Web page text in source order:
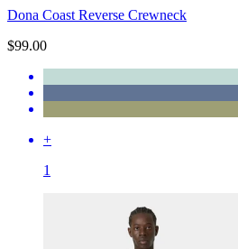
Dona Coast Reverse Crewneck
$99.00
+
1